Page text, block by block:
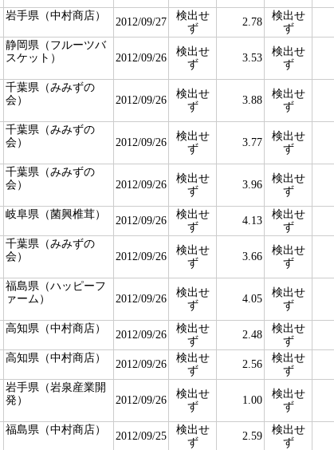
岩手県（中村商店）
2012/09/27
検出せ
ず
2.78
検出せ
ず
静岡県（フルーツバ
スケット）
2012/09/26
検出せ
ず
3.53
検出せ
ず
千葉県（みみずの
会）
2012/09/26
検出せ
ず
3.88
検出せ
ず
千葉県（みみずの
会）
2012/09/26
検出せ
ず
3.77
検出せ
ず
千葉県（みみずの
会）
2012/09/26
検出せ
ず
3.96
検出せ
ず
岐阜県（菌興椎茸）
2012/09/26
検出せ
ず
4.13
検出せ
ず
千葉県（みみずの
会）
2012/09/26
検出せ
ず
3.66
検出せ
ず
福島県（ハッピーフ
ァーム）
2012/09/26
検出せ
ず
4.05
検出せ
ず
高知県（中村商店）
2012/09/26
検出せ
ず
2.48
検出せ
ず
高知県（中村商店）
2012/09/26
検出せ
ず
2.56
検出せ
ず
岩手県（岩泉産業開
発）
2012/09/26
検出せ
ず
1.00
検出せ
ず
福島県（中村商店）
2012/09/25
検出せ
ず
2.59
検出せ
ず